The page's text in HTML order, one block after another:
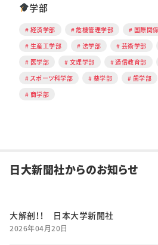
学部
経済学部 危機管理学部 国際関
生産工学部
法学部 芸術学部
医学部
文理学部 通信教育部
スポーツ科学部
薬学部 歯学部
商学部
日大新聞社からのお知らせ
大解剖！！ 日本大学新聞社
2026年04月20日